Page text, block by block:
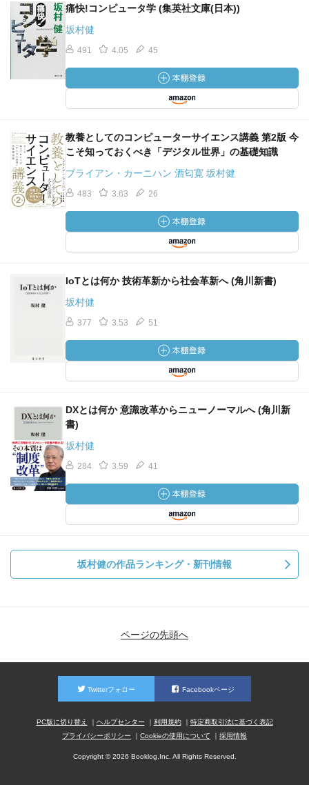
痛快!コンピュータ学 (集英社文庫(日本))
坂村健
491 4.05 45
教養としてのコンピューターサイエンス講義 第2版 今
こそ知っておくべき「デジタル世界」の基礎知識
ブライアン・カーニハン 酒匂寛 坂村健
483 3.63 26
IoTとは何か 技術革新から社会革新へ (角川新書)
坂村健
377 3.53 51
DXとは何か 意識改革からニューノーマルへ (角川新
書)
坂村健
284 3.59 41
坂村健の作品ランキング・新刊情報
ページの先頭へ
Twitterフォロー Facebookページ
PC版に切り替え ヘルプセンター 利用規約
特定商取引法に基づく表記
プライバシーポリシー
Cookieの使用について 採用情報
Copyright © 2026 Booklog,Inc. All Rights Reserved.